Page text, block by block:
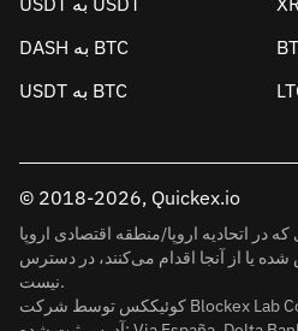
DASH به BTC
USDT به BTC
© 2018-2026, Quickex.io
در اتحادیه اروپا/منطقه اقتصادی اروپا
یا از آنجا اقدام می‌کنند، در دسترس
نیست.
کوئیککس توسط شرکت Blockex Lab Corp (شماره ثبت ۱۵۵۷۷۲۷۴۲.